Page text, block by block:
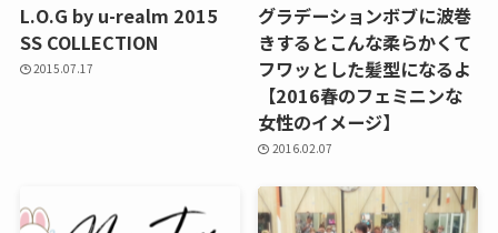
L.O.G by u-realm 2015
SS COLLECTION
2015.07.17
グラデーションボブに波巻
きするとこんな柔らかくて
フワッとした髪型になるよ
【2016春のフェミニンな
女性のイメージ】
2016.02.07